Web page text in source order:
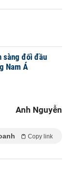
sàng đối đầu
Nam Á
Anh Nguyễn
Copy link